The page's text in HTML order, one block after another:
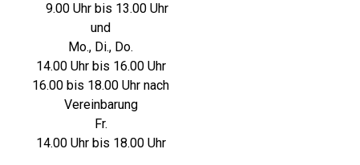
9.00 Uhr bis 13.00 Uhr
und
Mo., Di., Do.
14.00 Uhr bis 16.00 Uhr
16.00 bis 18.00 Uhr nach
Vereinbarung
Fr.
14.00 Uhr bis 18.00 Uhr